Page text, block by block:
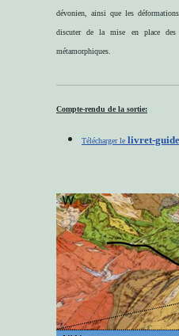
dévonien, ainsi que les
discuter de la mise en place des
métamorphiques.
Compte-rendu de la sortie:
Télécharger le livret-guide